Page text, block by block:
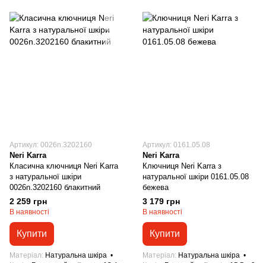
Артикул: 0026n.3202160
Neri Karra
Класична ключниця Neri Karra
з натуральної шкіри
0026n.3202160 блакитний
2 259 грн
В наявності
Купити
Матеріал
Натуральна шкіра
Артикул: 0161.05.08
Neri Karra
Ключниця Neri Karra з
натуральної шкіри 0161.05.08
бежева
3 179 грн
В наявності
Купити
Матеріал
Натуральна шкіра